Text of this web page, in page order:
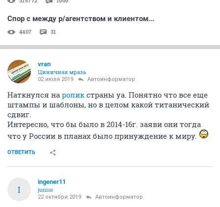
Спор с между р/агентством и клиентом...
4407 31
vran
Циничная мразь
02 июля 2019 Автоинформатор
Наткнулся на ролик страны уа. Понятно что все еще
штампы и шаблоны, но в целом какой титанический
сдвиг.
Интересно, что бы было в 2014-16г. заяви они тогда
что у России в планах было принуждение к миру.
ОТВЕТИТЬ
I
ingener11
junior
22 октября 2019 Автоинформатор